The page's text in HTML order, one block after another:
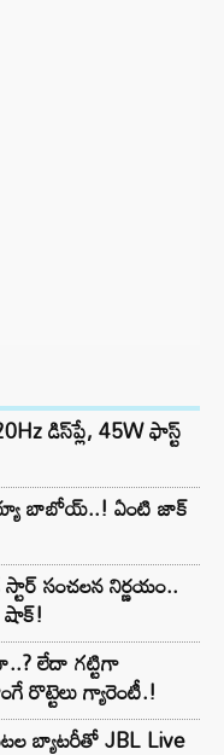
డిస్‌ప్లే, 45W ఫాస్ట్
బాబోయ్..! ఏంటి జాక్
సంచలన నిర్ణయం..
షాక్!
లేదా గట్టిగా
రొట్టెలు గ్యారెంటీ.!
బ్యాటరీతో JBL Live